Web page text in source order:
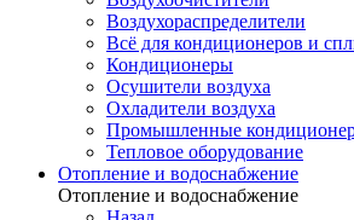
Воздухораспределители
Всё для кондиционеров и
Кондиционеры
Осушители воздуха
Охладители воздуха
Промышленные
Тепловое оборудование
Отопление и водоснабжение
Отопление и водоснабжение